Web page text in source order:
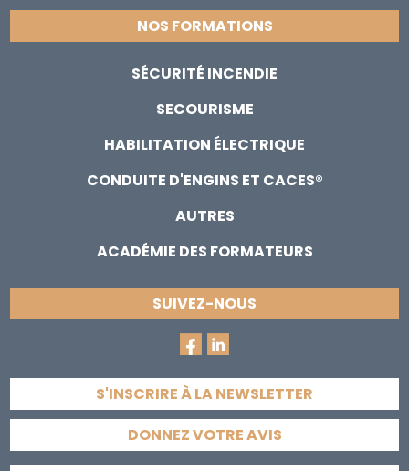
NOS FORMATIONS
SÉCURITÉ INCENDIE
SECOURISME
HABILITATION ÉLECTRIQUE
CONDUITE D'ENGINS ET CACES®
AUTRES
ACADÉMIE DES FORMATEURS
SUIVEZ-NOUS
S'INSCRIRE À LA NEWSLETTER
DONNEZ VOTRE AVIS